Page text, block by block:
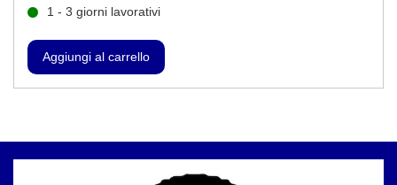
1 - 3 giorni lavorativi